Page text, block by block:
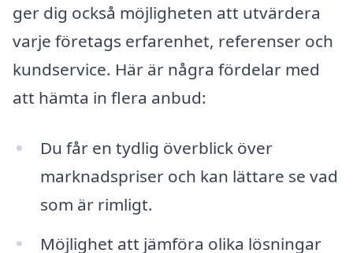
ger dig också möjligheten att utvärdera
varje företags erfarenhet, referenser och
kundservice. Här är några fördelar med
att hämta in flera anbud:
Du får en tydlig överblick över
marknadspriser och kan lättare se vad
som är rimligt.
Möjlighet att jämföra olika lösningar